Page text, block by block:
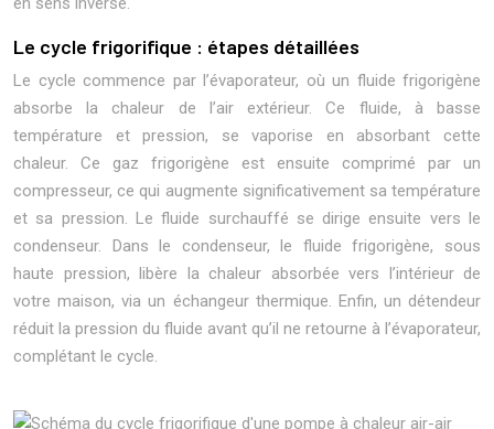
Le cycle frigorifique : étapes détaillées
Le cycle commence par l’évaporateur, où un fluide frigorigène
absorbe la chaleur de l’air extérieur. Ce fluide, à basse
température et pression, se vaporise en absorbant cette
chaleur. Ce gaz frigorigène est ensuite comprimé par un
compresseur, ce qui augmente significativement sa température
et sa pression. Le fluide surchauffé se dirige ensuite vers le
condenseur. Dans le condenseur, le fluide frigorigène, sous
haute pression, libère la chaleur absorbée vers l’intérieur de
votre maison, via un échangeur thermique. Enfin, un détendeur
réduit la pression du fluide avant qu’il ne retourne à l’évaporateur,
complétant le cycle.